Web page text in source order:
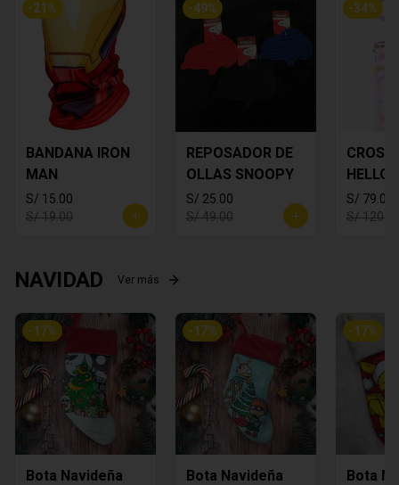
-21 %
BANDANA IRON
MAN
S/ 15.00
S/ 19.00
-49%
REPOSADOR DE
OLLAS SNOOPY
S/ 25.00
S/ 49.00
-34%
HELLO
S/ 79.00
S/
NAVIDAD Ver más
-17%
Bota Navideña
-17%
Bota Navideña
-17%
Bota